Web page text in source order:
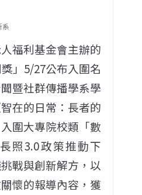
系
福利基金會主辦的
」5/27公布入圍名
暨社群傳播學系學
在的日常：長者的
圍大專院校類「數
照3.0政策推動下
戰與創新解方，以
懷的報導內容，獲